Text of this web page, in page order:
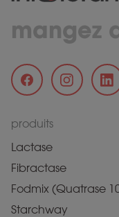
mangez
produits
Lactase
Fibractase
Fodmix (Quatrase
Starchway